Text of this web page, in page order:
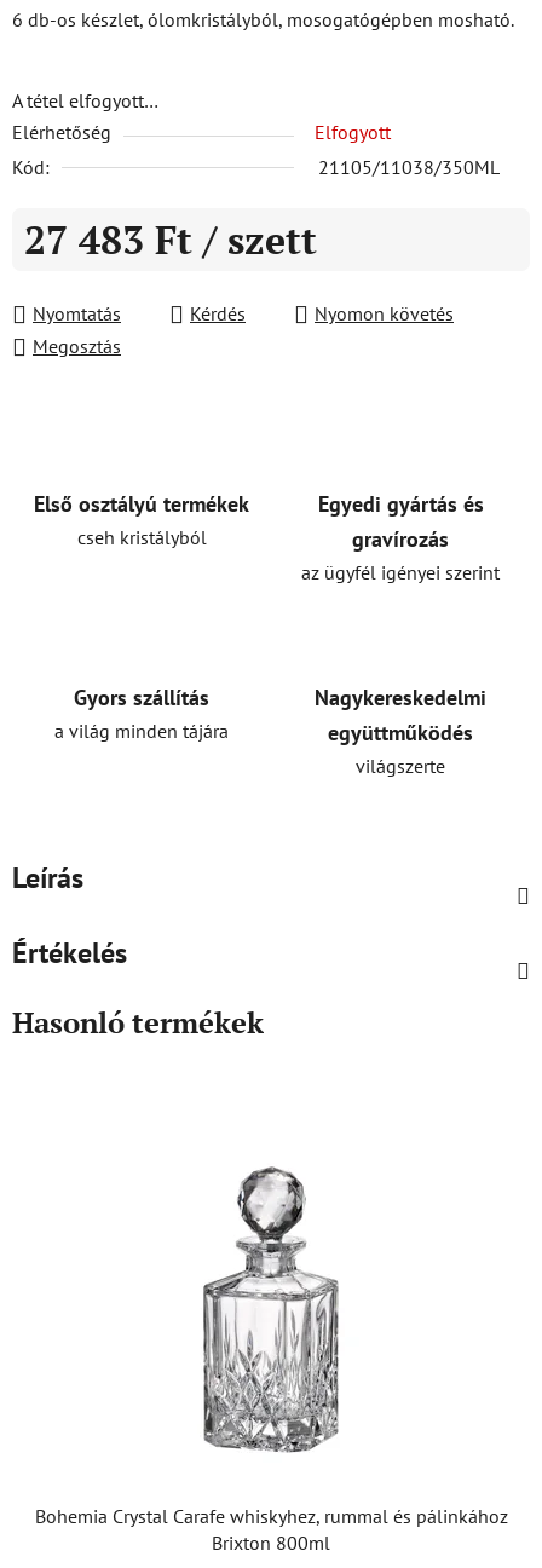
6 db-os készlet, ólomkristályból, mosogatógépben mosható.
A tétel elfogyott…
Elérhetőség
Elfogyott
Kód:
21105/11038/350ML
27 483 Ft / szett
Nyomtatás
Kérdés
Nyomon követés
Megosztás
Első osztályú termékek
cseh kristályból
Egyedi gyártás és
gravírozás
az ügyfél igényei szerint
Gyors szállítás
a világ minden tájára
Nagykereskedelmi
együttműködés
világszerte
Leírás
Értékelés
Hasonló termékek
Bohemia Crystal Carafe whiskyhez, rummal és pálinkához
Brixton 800ml